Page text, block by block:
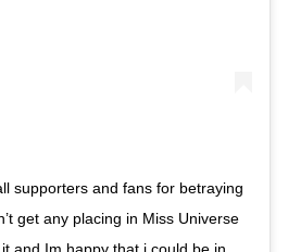
supporters and fans for betraying
get any placing in Miss Universe